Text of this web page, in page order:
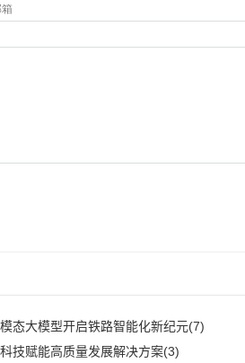
态大模型开启铁路智能化新纪元(7)
技赋能高质量发展解决方案(3)